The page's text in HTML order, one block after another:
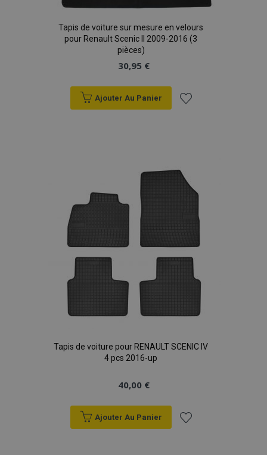
Tapis de voiture sur mesure en velours
pour Renault Scenic II 2009-2016 (3
pièces)
30,95 €
Ajouter Au Panier
liste
d'achats
Tapis de voiture pour RENAULT SCENIC IV
4 pcs 2016-up
40,00 €
Ajouter Au Panier